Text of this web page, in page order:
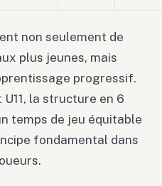
non seulement de
plus jeunes, mais
progressif.
la structure en 6
temps de jeu équitable
fondamental dans